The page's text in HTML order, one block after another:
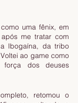
uma fênix, em
me tratar com
Ibogaína, da tribo
ao game como
dos deuses
retomou o